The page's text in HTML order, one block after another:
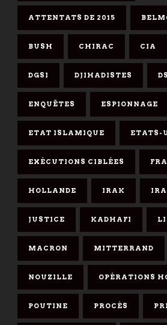
ATTENTATS DE 2015
BUSH CHIRAC CIA
DGSI DJIHADISTES
ENQUÊTES ESPIONNAGE
ETAT ISLAMIQUE ETATS-
EXÉCUTIONS CIBLÉES
HOLLANDE IRAK
JUSTICE KADHAFI
MACRON MITTERRAND
NOUZILLE OPÉRATIONS
POUTINE PROCÈS